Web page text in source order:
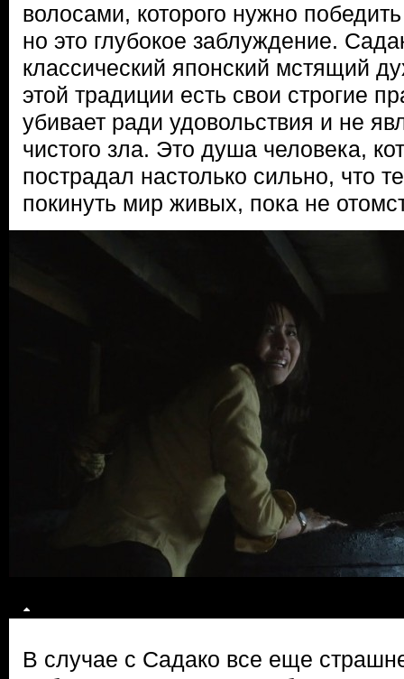
волосами, которого нужно
но это глубокое заблуждение.
классический японский мстящий
этой традиции есть свои строгие
убивает ради удовольствия и не
чистого зла. Это душа человека,
пострадал настолько сильно, что
покинуть мир живых, пока не
В случае с Садако все еще